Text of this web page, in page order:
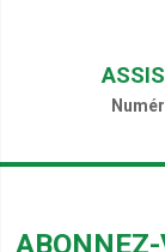
ABONNEZ-